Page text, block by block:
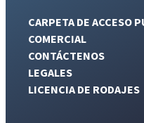
CARPETA DE ACCESO
COMERCIAL
CONTÁCTENOS
LEGALES
LICENCIA DE RODAJES